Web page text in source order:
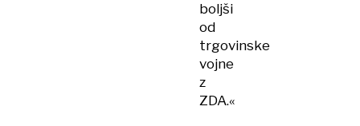
boljši
od
trgovinske
vojne
z
ZDA.«